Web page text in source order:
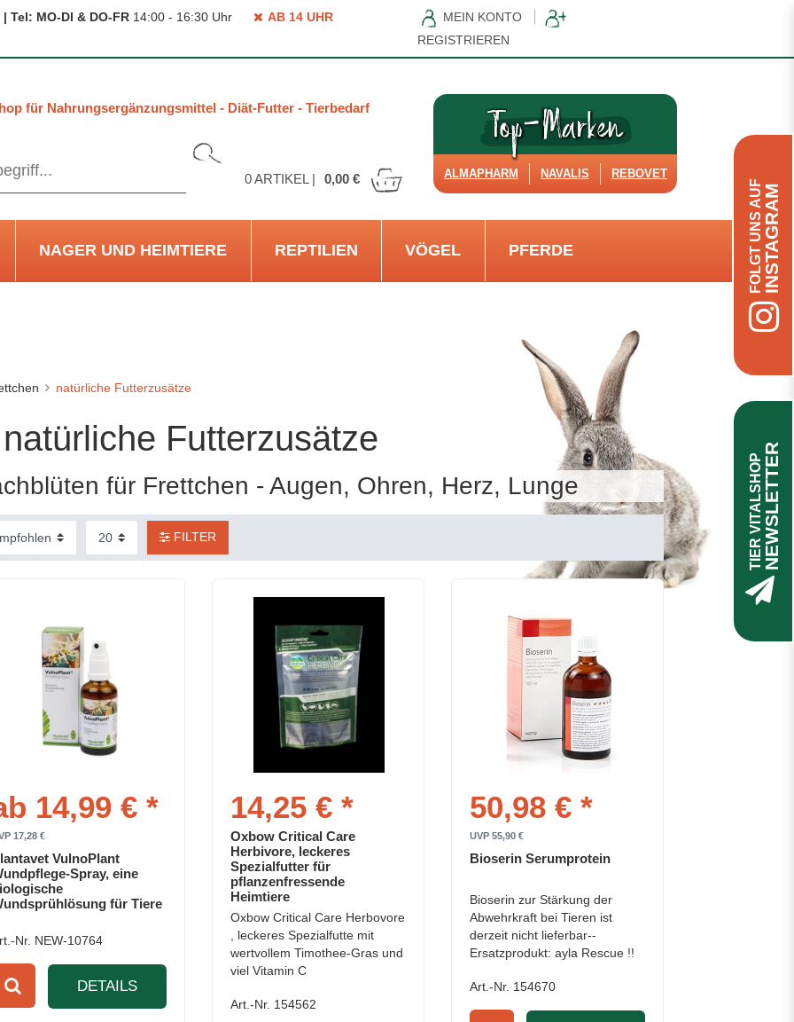
Tel: MO-DI & DO-FR 14:00 - 16:30 Uhr
AB 14 UHR
MEIN KONTO
REGISTRIEREN
für Nahrungsergänzungsmittel - Diät-Futter - Tierbedarf
0ARTIKEL | 0,00 € ALMAPHARM NAVALIS REBOVET
NAGER UND HEIMTIERE REPTILIEN VÖGEL PFERDE
natürliche Futterzusätze
natürliche Futterzusätze
für Frettchen - Augen, Ohren, Herz, Lunge
FILTER
14,99 € *
17,28 €
VulnoPlant
Spray, eine
für Tiere
Nr. NEW-10764
DETAILS
14,25 € *
Oxbow Critical Care
Herbivore, leckeres
Spezialfutter für
pflanzenfressende
Heimtiere
Oxbow Critical Care Herbovore
, leckeres Spezialfutte mit
wertvollem Timothee-Gras und
viel Vitamin C
Art.-Nr. 154562
50,98 € *
UVP 55,90 €
Bioserin Serumprotein
Bioserin zur Stärkung der
Abwehrkraft bei Tieren ist
derzeit nicht lieferbar--
Ersatzprodukt: ayla Rescue !!
Art.-Nr. 154670
FOLGT UNS AUFINSTAGRAM
TIER VITALSHOPNEWSLETTER